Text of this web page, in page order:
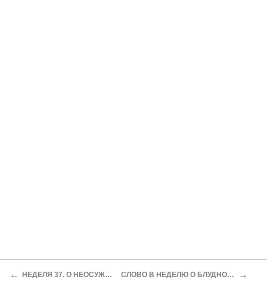
← НЕДЕЛЯ 37. О НЕОСУЖДЕНИИ ПАСТЫРЕЙ. СЛОВО В НЕДЕЛЮ О БЛУДНОМ СЫНЕ. ПЛОТЬ И ДУХ. →